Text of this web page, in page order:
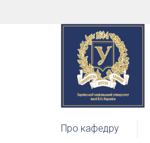
Про кафедру